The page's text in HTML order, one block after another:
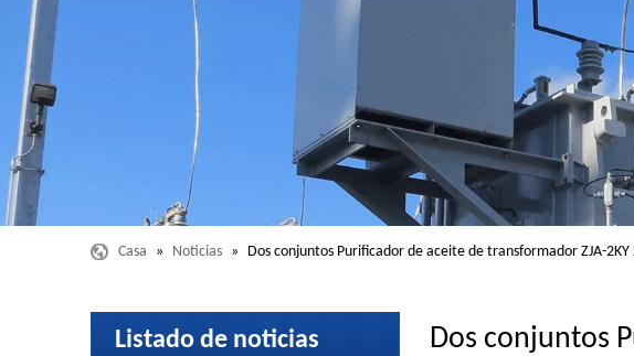
Casa » Noticias » Dos conjuntos Purificador de aceite de transformador ZJA-
Listado de noticias
Dos conjuntos